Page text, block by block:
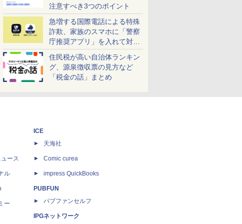
注意すべき3つのポイント
急増する国際電話による特殊
詐欺、家族のスマホに「警察
庁推奨アプリ」を入れて対策
しよう！
住民税が高い自治体ランキン
グ、源泉徴収票の見方など
「税金の話」まとめ
ース
ル
ー
ICE
天海社
Comic curea
impress QuickBooks
PUBFUN
パブファンセルフ
IPGネットワーク